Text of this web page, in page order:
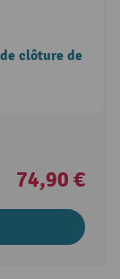
clôture de
74,90 €